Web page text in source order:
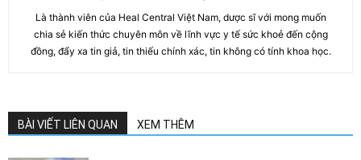
Là thành viên của Heal Central Việt Nam, dược sĩ với mong muốn
chia sẻ kiến thức chuyên môn về lĩnh vực y tế sức khoẻ đến cộng
đồng, đẩy xa tin giả, tin thiếu chính xác, tin không có tính khoa học.
BÀI VIẾT LIÊN QUAN XEM THÊM